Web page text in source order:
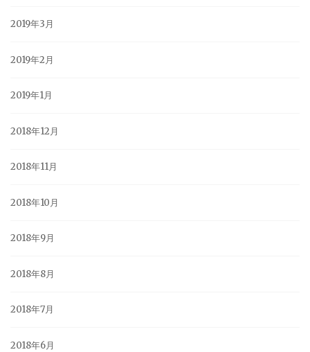
2019年3月
2019年2月
2019年1月
2018年12月
2018年11月
2018年10月
2018年9月
2018年8月
2018年7月
2018年6月